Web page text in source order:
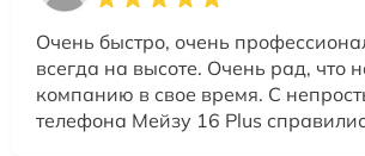
Очень быстро, очень
всегда на высоте. Очень рад, что
компанию в свое время. С
телефона Мейзу 16 Plus